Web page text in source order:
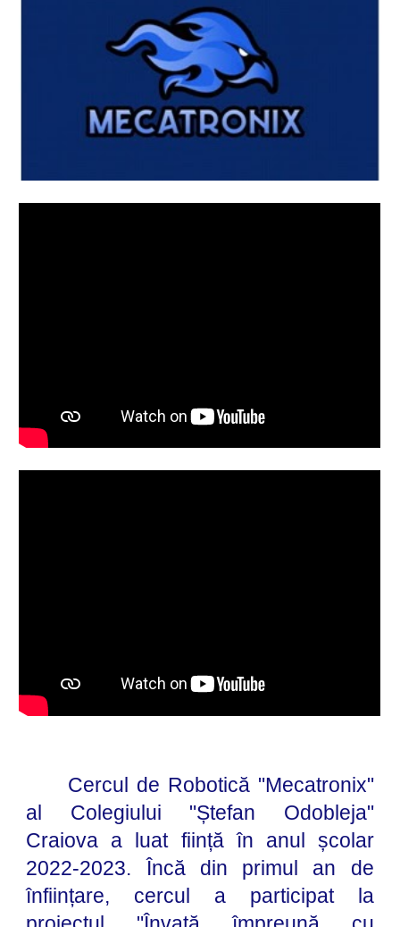
Cercul de Robotică "Mecatronix"
al Colegiului "Ștefan Odobleja"
Craiova a luat ființă în anul școlar
2022-2023. Încă din primul an de
înființare, cercul a participat la